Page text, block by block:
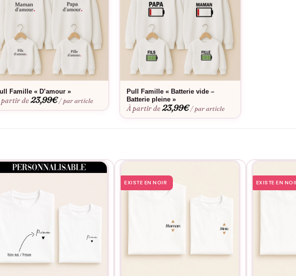
Famille « D’amour »
partir de23,99€ / par article
Pull Famille « Batterie vide –
Batterie pleine »
À partir de23,99€ / par article
EXISTE EN NOIR EXISTE EN